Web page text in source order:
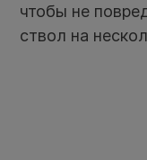
чтобы не
ствол на